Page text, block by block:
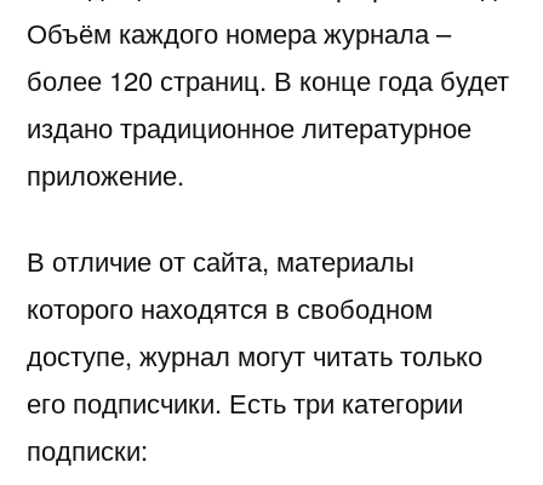
Объём каждого номера журнала –
более 120 страниц. В конце года будет
издано традиционное литературное
приложение.
В отличие от сайта, материалы
которого находятся в свободном
доступе, журнал могут читать только
его подписчики. Есть три категории
подписки: